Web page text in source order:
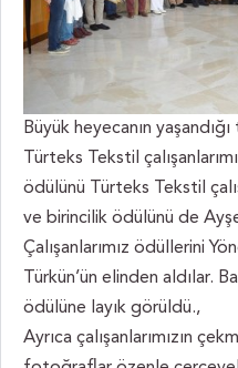
Büyük heyecanın
Türteks Tekstil
ödülünü Türteks Tekstil
ve birincilik ödülünü de
Çalışanlarımız ödüllerini
Türkün’ün elinden aldılar.
ödülüne layık görüldü.,
Ayrıca çalışanlarımızın